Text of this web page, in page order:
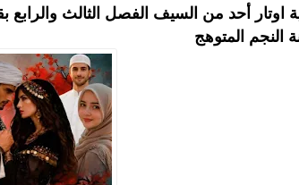
اوتار أحد من السيف الفصل الثالث والرابع
النجم المتوهج